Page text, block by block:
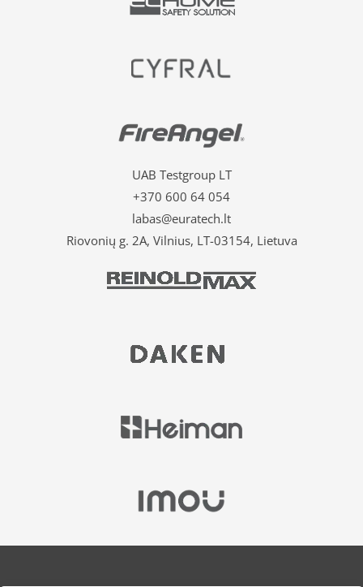
UAB Testgroup LT
+370 600 64 054
labas@euratech.lt
Riovonių g. 2A, Vilnius, LT-03154, Lietuva